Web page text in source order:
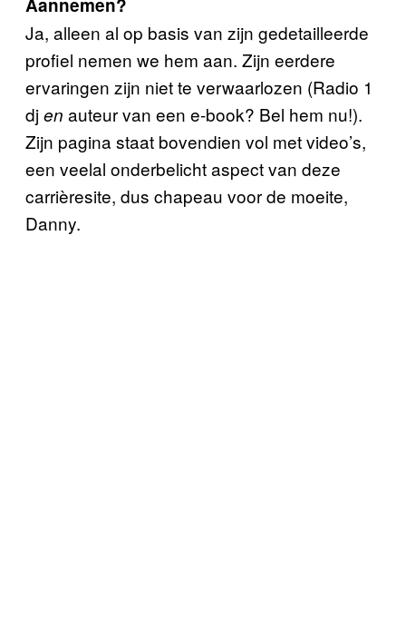
Aannemen?
Ja, alleen al op basis van zijn gedetailleerde
profiel nemen we hem aan. Zijn eerdere
ervaringen zijn niet te verwaarlozen (Radio 1
djen auteur van een e-book? Bel hem nu!).
Zijn pagina staat bovendien vol met video’s,
een veelal onderbelicht aspect van deze
carrièresite, dus chapeau voor de moeite,
Danny.